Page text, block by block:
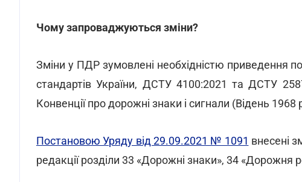
Чому запроваджуються зміни?
Зміни у ПДР зумовлені необхідністю приведення
стандартів України, ДСТУ 4100:2021 та ДСТУ
Конвенції про дорожні знаки і сигнали (Відень 1968
Постановою Уряду від 29.09.2021 № 1091 внесені
редакції розділи 33 «Дорожні знаки», 34 «Дорожня